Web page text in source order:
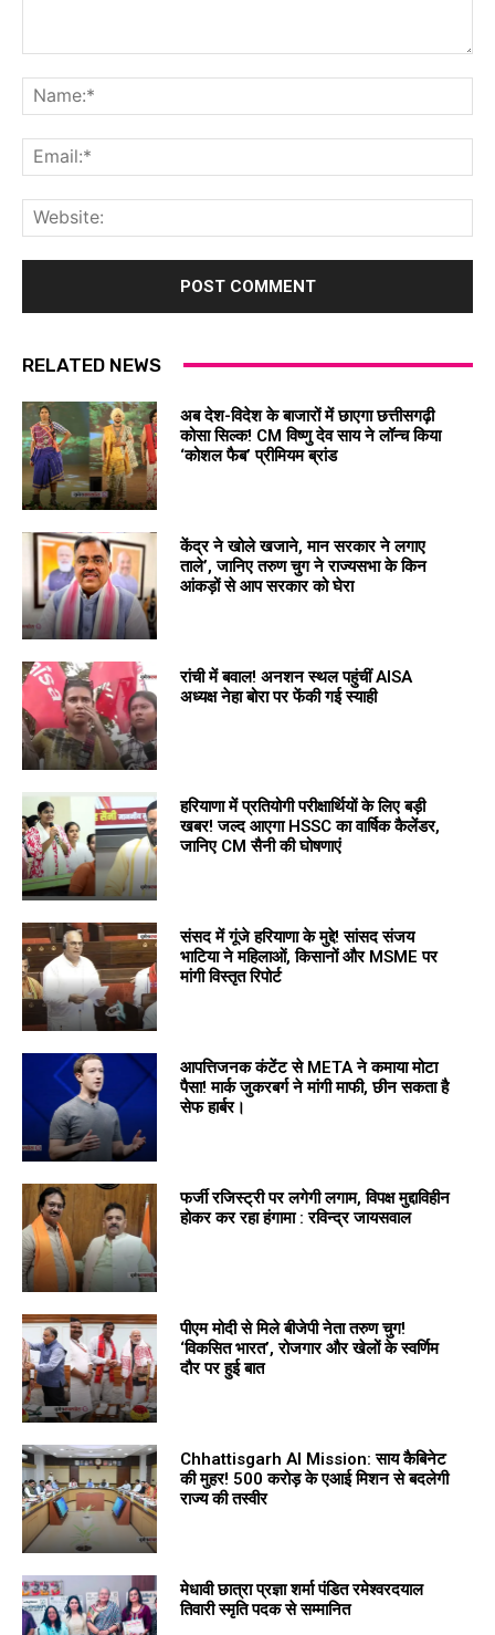
RELATED NEWS
अब देश-विदेश के बाजारों में छाएगा छत्तीसगढ़ी
कोसा सिल्क! CM विष्णु देव साय ने लॉन्च किया
‘कोशल फैब’ प्रीमियम ब्रांड
केंद्र ने खोले खजाने, मान सरकार ने लगाए
ताले’, जानिए तरुण चुग ने राज्यसभा के किन
आंकड़ों से आप सरकार को घेरा
रांची में बवाल! अनशन स्थल पहुंचीं AISA
अध्यक्ष नेहा बोरा पर फेंकी गई स्याही
हरियाणा में प्रतियोगी परीक्षार्थियों के लिए बड़ी
खबर! जल्द आएगा HSSC का वार्षिक कैलेंडर,
जानिए CM सैनी की घोषणाएं
संसद में गूंजे हरियाणा के मुद्दे! सांसद संजय
भाटिया ने महिलाओं, किसानों और MSME पर
मांगी विस्तृत रिपोर्ट
आपत्तिजनक कंटेंट से META ने कमाया मोटा
पैसा! मार्क जुकरबर्ग ने मांगी माफी, छीन सकता है
सेफ हार्बर।
फर्जी रजिस्ट्री पर लगेगी लगाम, विपक्ष मुद्दाविहीन
होकर कर रहा हंगामा : रविन्द्र जायसवाल
पीएम मोदी से मिले बीजेपी नेता तरुण चुग!
‘विकसित भारत’, रोजगार और खेलों के स्वर्णिम
दौर पर हुई बात
Chhattisgarh AI Mission: साय कैबिनेट
की मुहर! 500 करोड़ के एआई मिशन से बदलेगी
राज्य की तस्वीर
मेधावी छात्रा प्रज्ञा शर्मा पंडित रमेश्वरदयाल
तिवारी स्मृति पदक से सम्मानित